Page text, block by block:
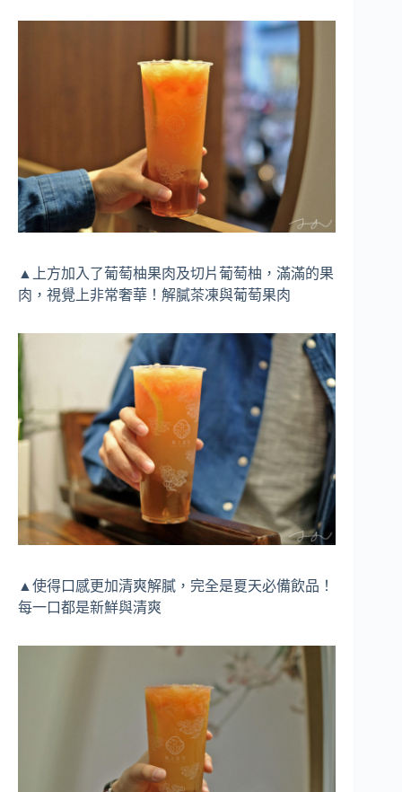
▲上方加入了葡萄柚果肉及切片葡萄柚，滿滿的果
肉，視覺上非常奢華！解膩茶凍與葡萄果肉
▲使得口感更加清爽解膩，完全是夏天必備飲品！
每一口都是新鮮與清爽